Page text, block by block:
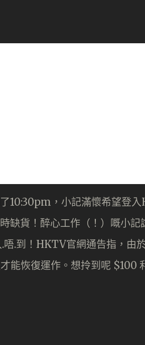
10:30pm，小記滿懷希望登
缺貨！醉心工作（！）嘅小
.唔.到！HKTV官網通告指，由
能恢復運作。想拎到呢 $100